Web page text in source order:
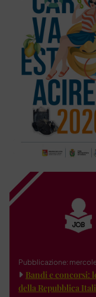
Pubblicazione:
Bandi e concorsi:
della Repubblica